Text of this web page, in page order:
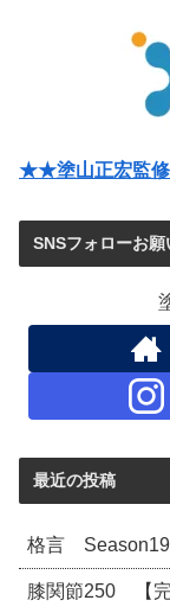
★★塗山正宏監
SNSフォローお願
最近の投稿
格言
膝関節250 【完